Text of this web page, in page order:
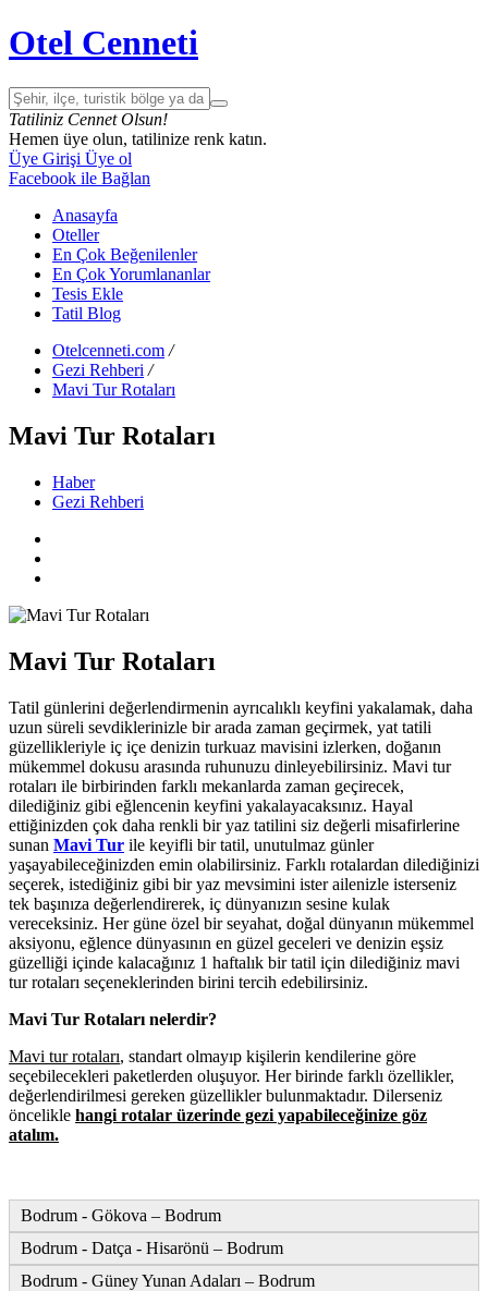
Otel Cenneti
Tatiliniz Cennet Olsun!
Hemen üye olun, tatilinize renk katın.
Üye Girişi Üye ol
Facebook ile Bağlan
Anasayfa
Oteller
En Çok Beğenilenler
En Çok Yorumlananlar
Tesis Ekle
Tatil Blog
Otelcenneti.com /
Gezi Rehberi /
Mavi Tur Rotaları
Mavi Tur Rotaları
Haber
Gezi Rehberi
Mavi Tur Rotaları
Tatil günlerini değerlendirmenin ayrıcalıklı keyfini yakalamak, daha
uzun süreli sevdiklerinizle bir arada zaman geçirmek, yat tatili
güzellikleriyle iç içe denizin turkuaz mavisini izlerken, doğanın
mükemmel dokusu arasında ruhunuzu dinleyebilirsiniz. Mavi tur
rotaları ile birbirinden farklı mekanlarda zaman geçirecek,
dilediğiniz gibi eğlencenin keyfini yakalayacaksınız. Hayal
ettiğinizden çok daha renkli bir yaz tatilini siz değerli misafirlerine
sunan Mavi Tur ile keyifli bir tatil, unutulmaz günler
yaşayabileceğinizden emin olabilirsiniz. Farklı rotalardan dilediğinizi
seçerek, istediğiniz gibi bir yaz mevsimini ister ailenizle isterseniz
tek başınıza değerlendirerek, iç dünyanızın sesine kulak
vereceksiniz. Her güne özel bir seyahat, doğal dünyanın mükemmel
aksiyonu, eğlence dünyasının en güzel geceleri ve denizin eşsiz
güzelliği içinde kalacağınız 1 haftalık bir tatil için dilediğiniz mavi
tur rotaları seçeneklerinden birini tercih edebilirsiniz.
Mavi Tur Rotaları nelerdir?
Mavi tur rotaları, standart olmayıp kişilerin kendilerine göre
seçebilecekleri paketlerden oluşuyor. Her birinde farklı özellikler,
değerlendirilmesi gereken güzellikler bulunmaktadır. Dilerseniz
öncelikle hangi rotalar üzerinde gezi yapabileceğinize göz
atalım.
Bodrum - Gökova – Bodrum
Bodrum - Datça - Hisarönü – Bodrum
Bodrum - Güney Yunan Adaları – Bodrum